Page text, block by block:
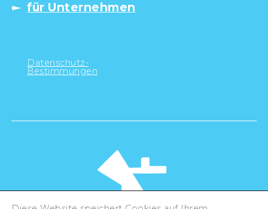
für Unternehmen
Datenschutz-
Bestimmungen